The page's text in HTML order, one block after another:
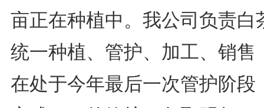
亩正在种植中。我公司负责白
统一种植、管护、加工、销售
在处于今年最后一次管护阶段